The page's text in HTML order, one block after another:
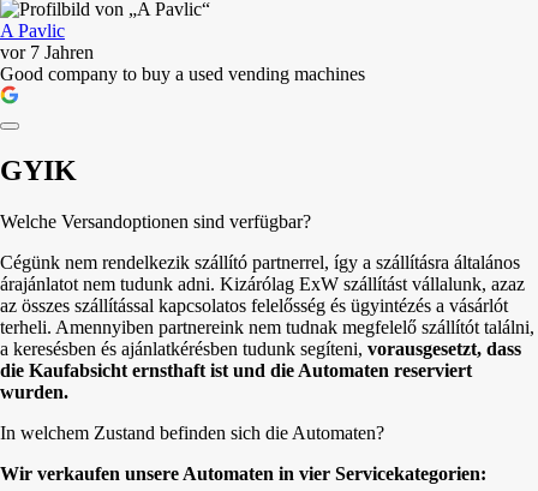
A Pavlic
vor 7 Jahren
Good company to buy a used vending machines
GYIK
Welche Versandoptionen sind verfügbar?
Cégünk nem rendelkezik szállító partnerrel, így a szállításra általános
árajánlatot nem tudunk adni. Kizárólag ExW szállítást vállalunk, azaz
az összes szállítással kapcsolatos felelősség és ügyintézés a vásárlót
terheli. Amennyiben partnereink nem tudnak megfelelő szállítót találni,
a keresésben és ajánlatkérésben tudunk segíteni, vorausgesetzt, dass
die Kaufabsicht ernsthaft ist und die Automaten reserviert
wurden.
In welchem Zustand befinden sich die Automaten?
Wir verkaufen unsere Automaten in vier Servicekategorien: